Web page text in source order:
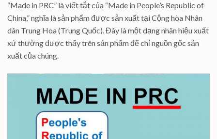
“Made in PRC” là viết tắt của “Made in People’s Republic of
China,” nghĩa là sản phẩm được sản xuất tại Cộng hòa Nhân
dân Trung Hoa (Trung Quốc). Đây là một dạng nhãn hiệu xuất
xứ thường được thấy trên sản phẩm để chỉ nguồn gốc sản
xuất của chúng.